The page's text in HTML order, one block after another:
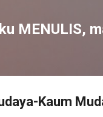
MENULIS,
Kaum